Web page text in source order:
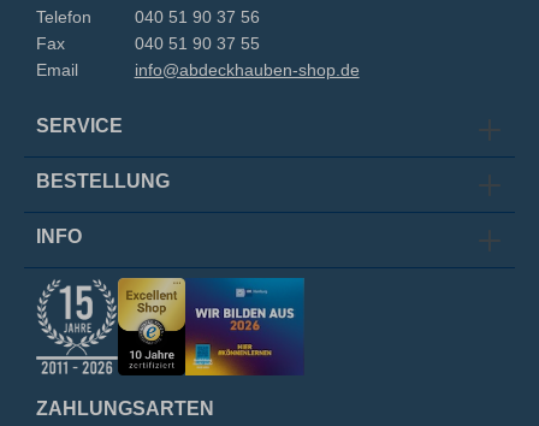
Telefon
040 51 90 37 56
Fax
040 51 90 37 55
Email
info@abdeckhauben-shop.de
SERVICE
BESTELLUNG
INFO
ZAHLUNGSARTEN